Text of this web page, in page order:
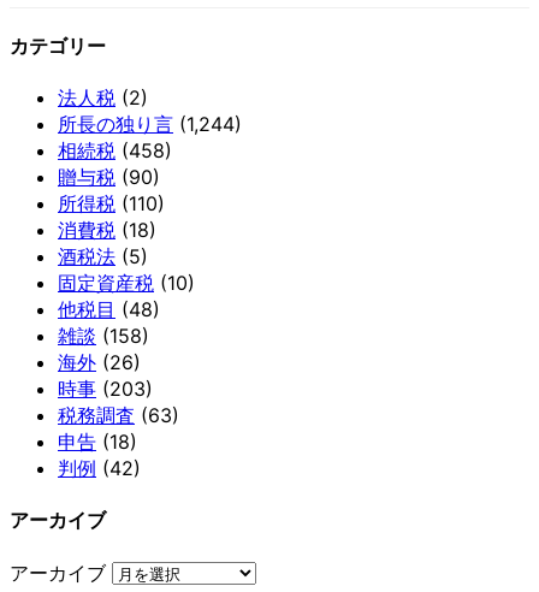
カテゴリー
法人税 (2)
所長の独り言 (1,244)
相続税 (458)
贈与税 (90)
所得税 (110)
消費税 (18)
酒税法 (5)
固定資産税 (10)
他税目 (48)
雑談 (158)
海外 (26)
時事 (203)
税務調査 (63)
申告 (18)
判例 (42)
アーカイブ
アーカイブ